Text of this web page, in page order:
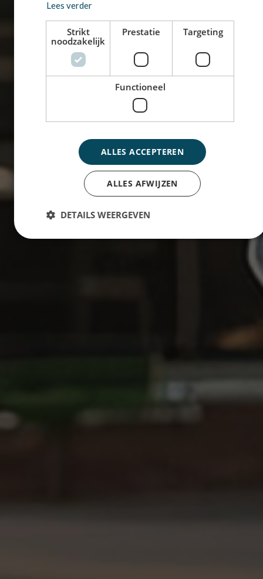
Lees verder
Strikt
noodzakelijk
Prestatie Targeting
Functioneel
ALLES ACCEPTEREN
ALLES AFWIJZEN
DETAILS WEERGEVEN